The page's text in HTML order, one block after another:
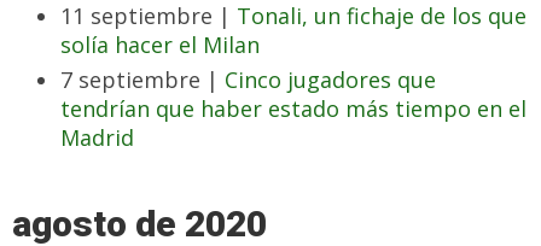
11 septiembre | Tonali, un fichaje de los que
solía hacer el Milan
7 septiembre | Cinco jugadores que
tendrían que haber estado más tiempo en el
Madrid
agosto de 2020